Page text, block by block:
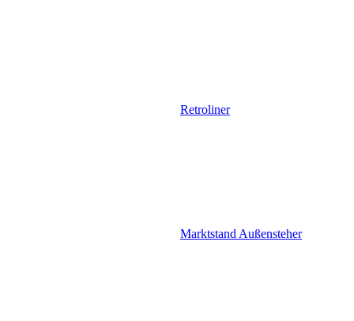
Retroliner
Marktstand Außensteher